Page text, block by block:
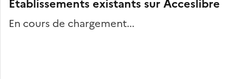
Établissements existants sur Acceslibre
En cours de chargement...